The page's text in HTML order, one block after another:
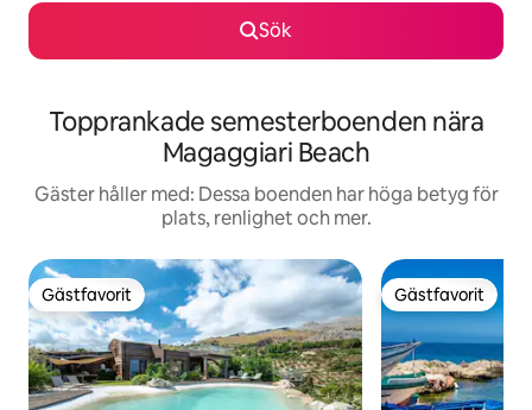
Sök
Topprankade semesterboenden nära
Magaggiari Beach
Gäster håller med: Dessa boenden har höga betyg för
plats, renlighet och mer.
Gästfavorit
Gästfavorit Gästfavorit
Gästfavorit